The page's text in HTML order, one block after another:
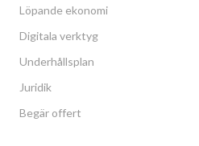
Löpande ekonomi
Digitala verktyg
Underhållsplan
Juridik
Begär offert